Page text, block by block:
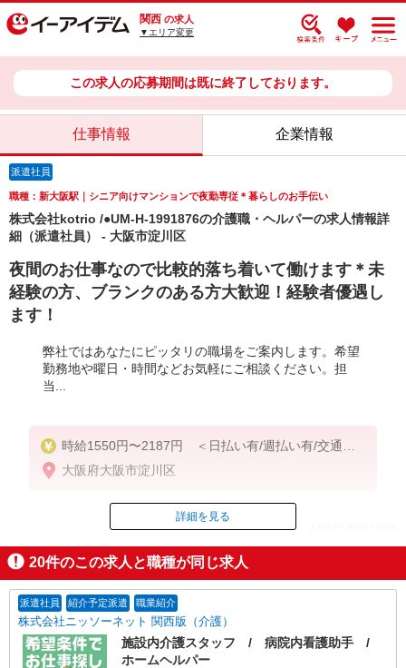
関西 の求人
▼エリア変更
この求人の応募期間は既に終了しております。
仕事情報 企業情報
派遣社員
職種：新大阪駅｜シニア向けマンションで夜勤専従＊暮らしのお手伝い
株式会社kotrio /●UM-H-1991876の介護職・ヘルパーの求人情報詳
細（派遣社員） - 大阪市淀川区
夜間のお仕事なので比較的落ち着いて働けます＊未
経験の方、ブランクのある方大歓迎！経験者優遇し
ます！
弊社ではあなたにピッタリの職場をご案内します。希望
勤務地や曜日・時間などお気軽にご相談ください。担
当...
時給1550円〜2187円 ＜日払い有/週払い有/交通費
全支給(ガソリン代含む)＞
大阪府大阪市淀川区
ID：AE0610081038
掲載期間終了
詳細を見る
20件のこの求人と職種が同じ求人
派遣社員 紹介予定派遣 職業紹介
株式会社ニッソーネット 関西版（介護）
施設内介護スタッフ / 病院内看護助手 /
ホームヘルパー